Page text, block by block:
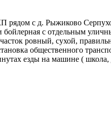
с д. Рыжиково
бойлерная с отдельным
ровный, сухой,
общественного
езды на машине (